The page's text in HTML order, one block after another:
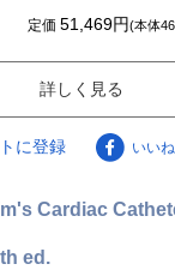
定価51,469円(本体
詳しく見る
に登録 いいね
Cardiac
ed.